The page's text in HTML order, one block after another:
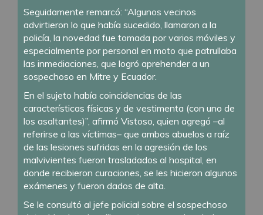
Seguidamente remarcó: “Algunos vecinos
advirtieron lo que había sucedido, llamaron a la
policía, la novedad fue tomada por varios móviles y
especialmente por personal en moto que patrullaba
las inmediaciones, que logró aprehender a un
sospechoso en Mitre y Ecuador.
En el sujeto había coincidencias de las
características físicas y de vestimenta (con uno de
los asaltantes)”, afirmó Vistoso, quien agregó –al
referirse a las víctimas– que ambos abuelos a raíz
de las lesiones sufridas en la agresión de los
malvivientes fueron trasladados al hospital, en
donde recibieron curaciones, se les hicieron algunos
exámenes y fueron dados de alta.
Se le consultó al jefe policial sobre el sospechoso